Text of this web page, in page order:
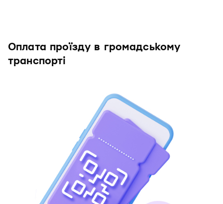
Оплата проїзду в громадському
транспорті